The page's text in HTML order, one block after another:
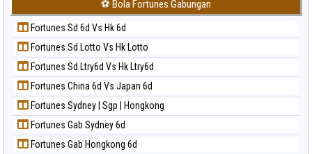
Paito Harian Sydney Lottery
Paito Harian Sydney Lottery 6d
Paito Harian Sydney Lotto
Paito Harian Sydney Pools 6d
Paito Harian Taipei
Paito Harian Taiwan
Prediksi Korea
Prediksi Kuda Lari
Prediksi Magnum Cambodia
Prediksi Nagoya
Prediksi North Carolina Day
Prediksi Pcso
Prediksi Sao Paulo
Prediksi Singapore
⚽ Bola Fortunes Gabungan
Fortunes Sd 6d Vs Hk 6d
Fortunes Sd Lotto Vs Hk Lotto
Fortunes Sd Ltry6d Vs Hk Ltry6d
Fortunes China 6d Vs Japan 6d
Fortunes Sydney | Sgp | Hongkong
Fortunes Gab Sydney 6d
Fortunes Gab Hongkong 6d